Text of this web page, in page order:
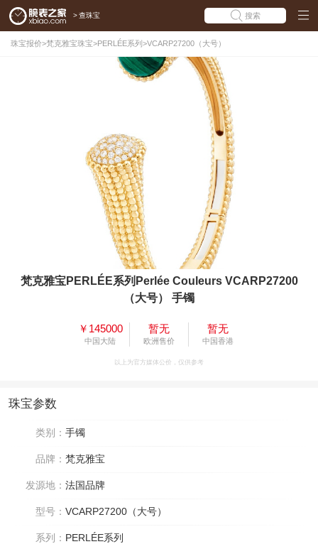
> 查珠宝 搜索
珠宝报价>梵克雅宝珠宝>PERLÉE系列 >VCARP27200（大号）
梵克雅宝PERLÉE系列Perlée Couleurs VCARP27200
（大号） 手镯
￥145000
中国大陆
暂无
欧洲售价
暂无
中国香港
以上为官方媒体公价，仅供参考
珠宝参数
类别： 手镯
品牌： 梵克雅宝
发源地： 法国品牌
型号： VCARP27200（大号）
系列： PERLÉE系列